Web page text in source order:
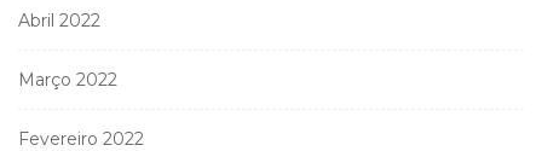
Abril 2022
Março 2022
Fevereiro 2022